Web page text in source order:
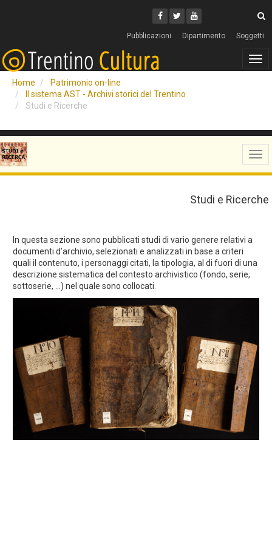
Facebook
Twitter
Youtube
Pubblicazioni Dipartimento Soggetti
Home
Patrimonio on-line
Il sistema AST - Archivi storici del Trentino
Studi e Ricerche
Studi e Ricerche
In questa sezione sono pubblicati studi di vario genere relativi a
documenti d’archivio, selezionati e analizzati in base a criteri
quali il contenuto, i personaggi citati, la tipologia, al di fuori di una
descrizione sistematica del contesto archivistico (fondo, serie,
sottoserie, ...) nel quale sono collocati.